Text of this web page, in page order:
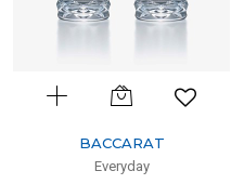
BACCARAT
Everyday